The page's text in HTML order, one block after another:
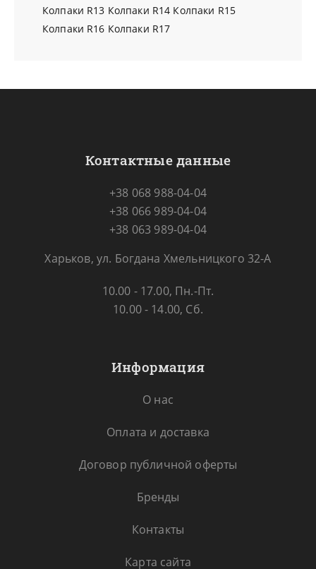
Колпаки R13 Колпаки R14 Колпаки R15
Колпаки R16 Колпаки R17
Контактные данные
+38 068 988-04-04
+38 066 989-04-04
+38 063 989-04-04
Харьков, ул. Богдана Хмельницкого 32-А
10.00 - 17.00, Пн.-Пт.
10.00 - 14.00, Сб.
Информация
О нас
Оплата и доставка
Договор публичной оферты
Бренды
Контакты
Карта сайта